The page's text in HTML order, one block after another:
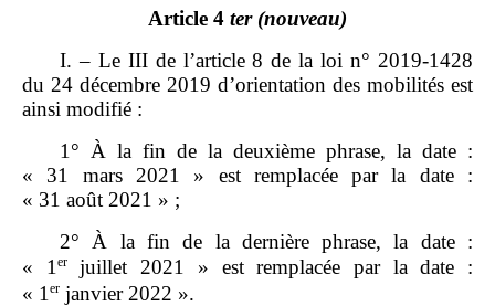
Article 4 ter (nouveau)
I. – Le III de l’article 8 de la loi n° 2019‑1428
du 24 décembre 2019 d’orientation des mobilités est
ainsi modifié :
1° À la fin de la deuxième phrase, la date :
« 31 mars 2021 » est remplacée par la date :
« 31 août 2021 » ;
2° À la fin de la dernière phrase, la date :
« 1erjuillet 2021 » est remplacée par la date :
« 1 er janvier 2022 ».